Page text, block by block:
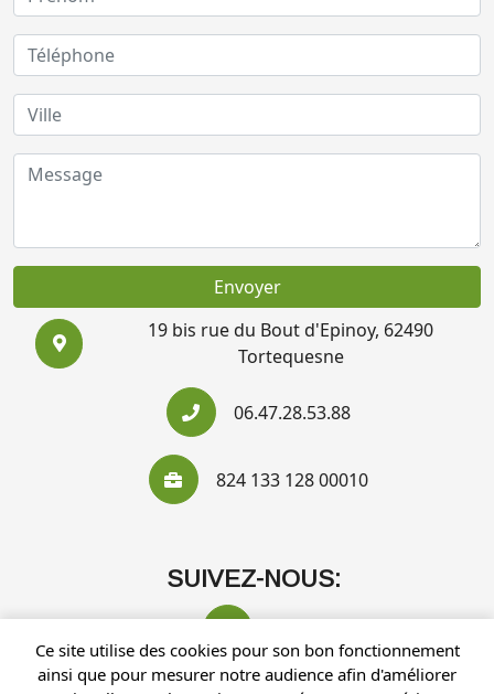
Envoyer
19 bis rue du Bout d'Epinoy, 62490
Tortequesne
06.47.28.53.88
824 133 128 00010
SUIVEZ-NOUS:
Ce site utilise des cookies pour son bon fonctionnement
ainsi que pour mesurer notre audience afin d'améliorer